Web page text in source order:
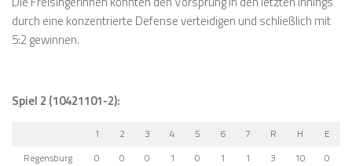
durch eine konzentrierte Defense verteidigen und schließlich mit
5:2 gewinnen.
Spiel 2 (10421101-2):
1 2 3 4 5 6 7 R H
E
Regensburg
0 0 0 1 0 1 1 3 10
0